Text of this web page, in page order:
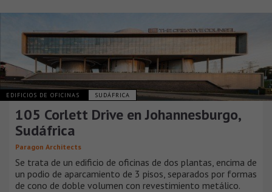
EDIFICIOS DE OFICINAS SUDÁFRICA
105 Corlett Drive en Johannesburgo,
Sudáfrica
Paragon Architects
Se trata de un edificio de oficinas de dos plantas, encima de
un podio de aparcamiento de 3 pisos, separados por formas
de cono de doble volumen con revestimiento metálico.